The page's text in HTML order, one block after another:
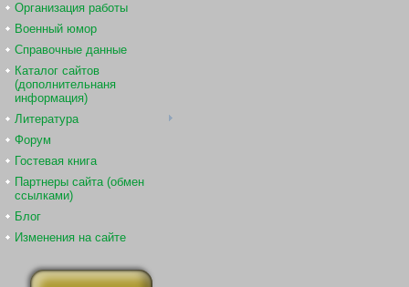
Организация работы
Военный юмор
Справочные данные
Каталог сайтов
(дополнительнаня
информация)
Литература
Форум
Гостевая книга
Партнеры сайта (обмен
ссылками)
Блог
Изменения на сайте